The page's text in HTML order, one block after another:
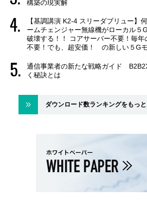
構築の現実解
【基調講演 K2-4 スリーダブリュー】
ームチェンジャー無線機がローカル５
破壊する！！ コアサーバー不要！毎年
不要！でも、超安価！ の新しい５G
通信事業者の新たな戦略ガイド
く秘訣とは
ダウンロード数ランキングをもっ